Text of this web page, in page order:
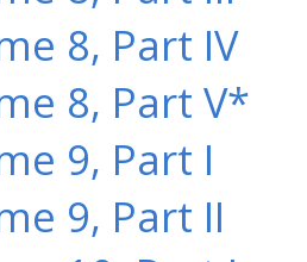
8, Part IV
8, Part V*
9, Part I
9, Part II